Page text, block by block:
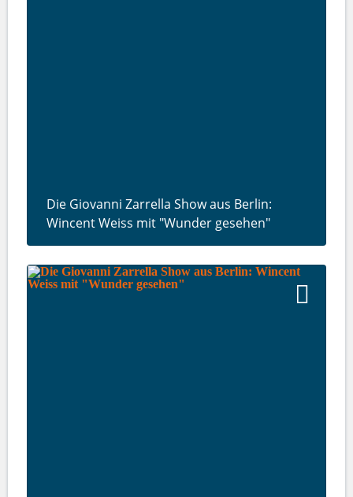
Die Giovanni Zarrella Show aus Berlin:
Wincent Weiss mit "Wunder gesehen"